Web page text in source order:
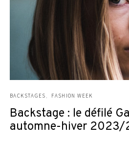
BACKSTAGES FASHION WEEK
Backstage : le défilé
automne-hiver